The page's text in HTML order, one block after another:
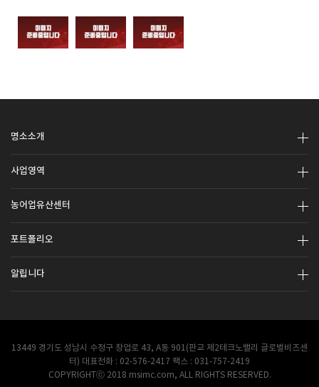
명소소개
사업영역
농어업유산센터
포트폴리오
알립니다
13449 경기도 성남시 수정구 창업로 43, A동 901(판교 제2테크노밸리 글로벌비즈센
터) 대표전화 : 02-576-2417 팩스 : 031-757-2419
COPYRIGHTⓒ 2018 msimc.com, ALL RIGHTS RESERVED.